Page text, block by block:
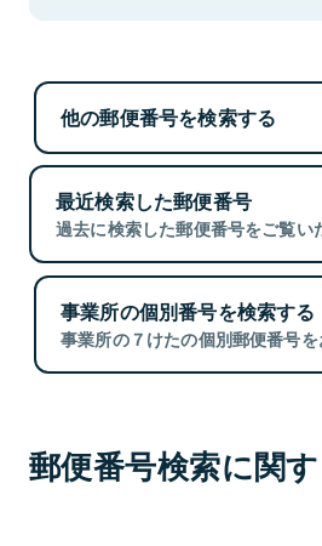
他の郵便番号を検索する
最近検索した郵便番号
過去に検索した郵便番号をご覧い
事業所の個別番号を検索する
事業所の７けたの個別郵便番号を
郵便番号検索に関